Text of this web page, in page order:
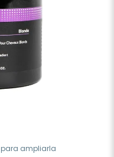
ampliarla